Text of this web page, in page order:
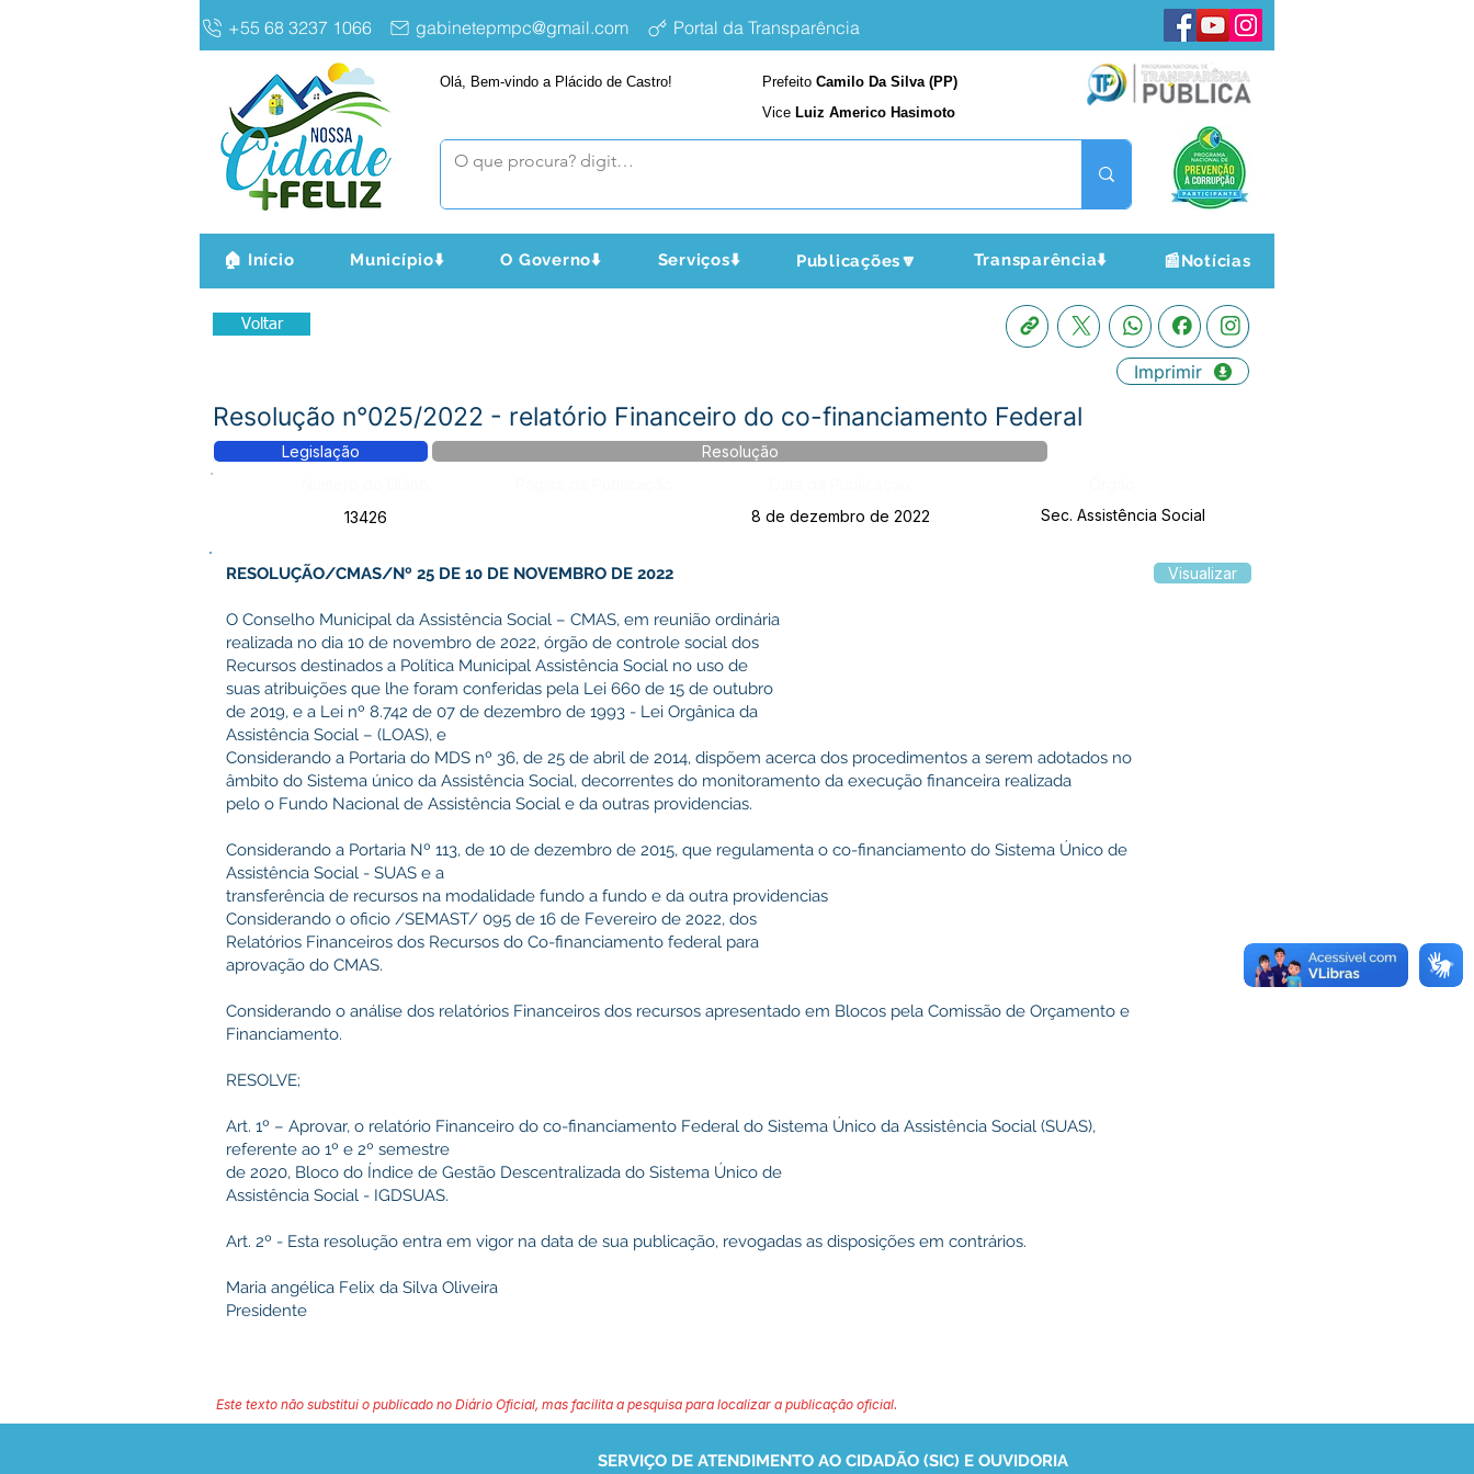
+55 68 3237 1066 gabinetepmpc@gmail.com Portal da Transparência
Olá, Bem-vindo a Plácido de Castro! Prefeito Camilo Da Silva (PP)
Vice Luiz Americo Hasimoto
🏠 Início Município⬇️ O Governo⬇️ Serviços⬇️ Publicações🔽 Transparência⬇️ 📰Notícias
Voltar
Imprimir
Resolução n°025/2022 - relatório Financeiro do co-financiamento Federal
Legislação
Resolução
13426
8 de dezembro de 2022 Sec. Assistência Social
RESOLUÇÃO/CMAS/Nº 25 DE 10 DE NOVEMBRO DE 2022
O Conselho Municipal da Assistência Social – CMAS, em reunião ordinária
realizada no dia 10 de novembro de 2022, órgão de controle social dos
Recursos destinados a Política Municipal Assistência Social no uso de
suas atribuições que lhe foram conferidas pela Lei 660 de 15 de outubro
de 2019, e a Lei nº 8.742 de 07 de dezembro de 1993 - Lei Orgânica da
Assistência Social – (LOAS), e
Considerando a Portaria do MDS nº 36, de 25 de abril de 2014, dispõem acerca dos procedimentos a serem adotados no
âmbito do Sistema único da Assistência Social, decorrentes do monitoramento da execução financeira realizada
pelo o Fundo Nacional de Assistência Social e da outras providencias.
Considerando a Portaria Nº 113, de 10 de dezembro de 2015, que regulamenta o co-financiamento do Sistema Único de
Assistência Social - SUAS e a
transferência de recursos na modalidade fundo a fundo e da outra providencias
Considerando o oficio /SEMAST/ 095 de 16 de Fevereiro de 2022, dos
Relatórios Financeiros dos Recursos do Co-financiamento federal para
aprovação do CMAS.
Considerando o análise dos relatórios Financeiros dos recursos apresentado em Blocos pela Comissão de Orçamento e
Financiamento.
RESOLVE;
Art. 1º – Aprovar, o relatório Financeiro do co-financiamento Federal do Sistema Único da Assistência Social (SUAS),
referente ao 1º e 2º semestre
de 2020, Bloco do Índice de Gestão Descentralizada do Sistema Único de
Assistência Social - IGDSUAS.
Art. 2º - Esta resolução entra em vigor na data de sua publicação, revogadas as disposições em contrários.
Maria angélica Felix da Silva Oliveira
Presidente
Visualizar
Este texto não substitui o publicado no Diário Oficial, mas facilita a pesquisa para localizar a publicação oficial.
SERVIÇO DE ATENDIMENTO AO CIDADÃO (SIC) E OUVIDORIA